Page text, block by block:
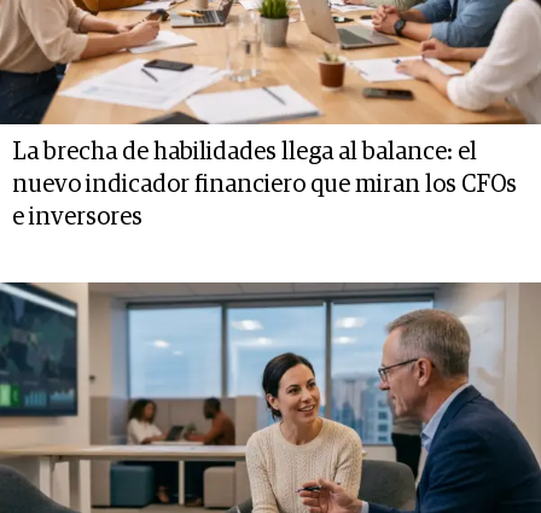
La brecha de habilidades llega al balance: el
nuevo indicador financiero que miran los CFOs
e inversores